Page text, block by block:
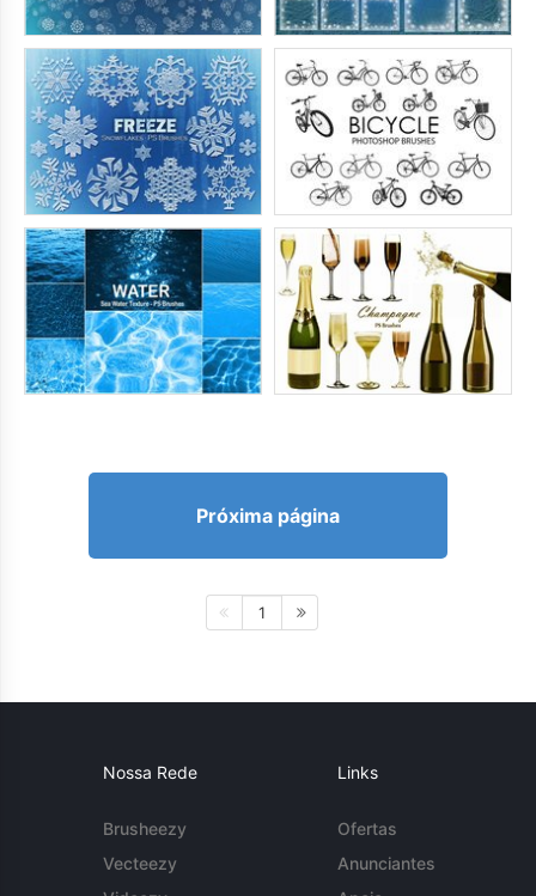
Próxima página
1
Nossa Rede
Brusheezy
Vecteezy
Links
Ofertas
Anunciantes